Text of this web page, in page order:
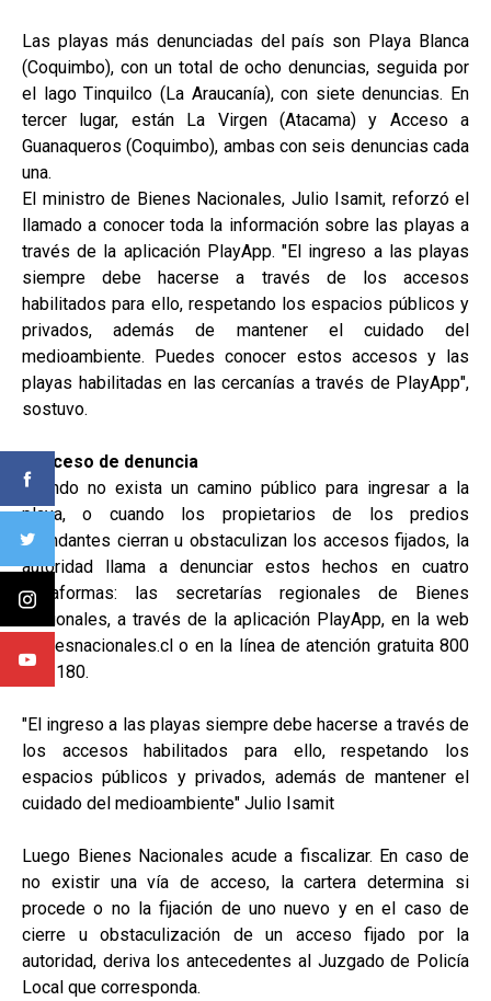
Las playas más denunciadas del país son Playa Blanca
(Coquimbo), con un total de ocho denuncias, seguida por
el lago Tinquilco (La Araucanía), con siete denuncias. En
tercer lugar, están La Virgen (Atacama) y Acceso a
Guanaqueros (Coquimbo), ambas con seis denuncias cada
una.
El ministro de Bienes Nacionales, Julio Isamit, reforzó el
llamado a conocer toda la información sobre las playas a
través de la aplicación PlayApp. "El ingreso a las playas
siempre debe hacerse a través de los accesos
habilitados para ello, respetando los espacios públicos y
privados, además de mantener el cuidado del
medioambiente. Puedes conocer estos accesos y las
playas habilitadas en las cercanías a través de PlayApp",
sostuvo.
Proceso de denuncia
Cuando no exista un camino público para ingresar a la
playa, o cuando los propietarios de los predios
colindantes cierran u obstaculizan los accesos fijados, la
autoridad llama a denunciar estos hechos en cuatro
plataformas: las secretarías regionales de Bienes
Nacionales, a través de la aplicación PlayApp, en la web
bienesnacionales.cl o en la línea de atención gratuita 800
251 180.
"El ingreso a las playas siempre debe hacerse a través de
los accesos habilitados para ello, respetando los
espacios públicos y privados, además de mantener el
cuidado del medioambiente" Julio Isamit
Luego Bienes Nacionales acude a fiscalizar. En caso de
no existir una vía de acceso, la cartera determina si
procede o no la fijación de uno nuevo y en el caso de
cierre u obstaculización de un acceso fijado por la
autoridad, deriva los antecedentes al Juzgado de Policía
Local que corresponda.